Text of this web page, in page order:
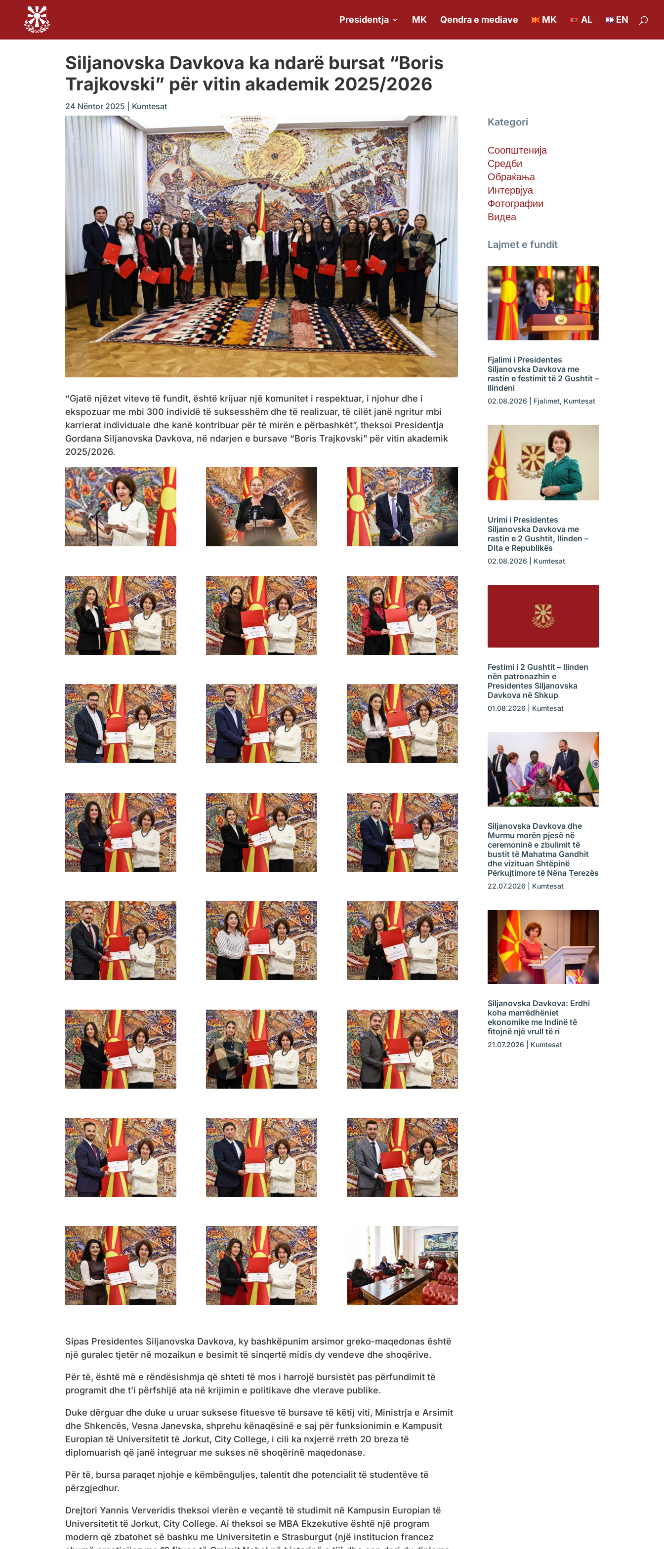
Presidentja MK Qendra e mediave MK AL EN
Siljanovska Davkova ka ndarë bursat “Boris
Trajkovski” për vitin akademik 2025/2026
24 Nëntor 2025 Kumtesat
“Gjatë njëzet viteve të fundit, është krijuar një komunitet i respektuar, i njohur dhe i
ekspozuar me mbi 300 individë të suksesshëm dhe të realizuar, të cilët janë ngritur mbi
karrierat individuale dhe kanë kontribuar për të mirën e përbashkët”, theksoi Presidentja
Gordana Siljanovska Davkova, në ndarjen e bursave “Boris Trajkovski” për vitin akademik
2025/2026.
Sipas Presidentes Siljanovska Davkova, ky bashkëpunim arsimor greko-maqedonas është
një guralec tjetër në mozaikun e besimit të sinqertë midis dy vendeve dhe shoqërive.
Për të, është më e rëndësishmja që shteti të mos i harrojë bursistët pas përfundimit të
programit dhe t’i përfshijë ata në krijimin e politikave dhe vlerave publike.
Duke dërguar dhe duke u uruar suksese fituesve të bursave të këtij viti, Ministrja e Arsimit
dhe Shkencës, Vesna Janevska, shprehu kënaqësinë e saj për funksionimin e Kampusit
Europian të Universitetit të Jorkut, City College, i cili ka nxjerrë rreth 20 breza të
diplomuarish që janë integruar me sukses në shoqërinë maqedonase.
Për të, bursa paraqet njohje e këmbënguljes, talentit dhe potencialit të studentëve të
përzgjedhur.
Drejtori Yannis Ververidis theksoi vlerën e veçantë të studimit në Kampusin Europian të
Universitetit të Jorkut, City College. Ai theksoi se MBA Ekzekutive është një program
modern që zbatohet së bashku me Universitetin e Strasburgut (një institucion francez
Kategori
Соопштенија
Средби
Обраќања
Интервјуа
Фотографии
Видеа
Lajmet e fundit
Fjalimi i Presidentes
Siljanovska Davkova me
rastin e festimit të 2 Gushtit –
Ilindeni
02.08.2026 Fjalimet, Kumtesat
Urimi i Presidentes
Siljanovska Davkova me
rastin e 2 Gushtit, Ilinden –
Dita e Republikës
02.08.2026 Kumtesat
Festimi i 2 Gushtit – Ilinden
nën patronazhin e
Presidentes Siljanovska
Davkova në Shkup
01.08.2026 Kumtesat
Siljanovska Davkova dhe
Murmu morën pjesë në
ceremoninë e zbulimit të
bustit të Mahatma Gandhit
dhe vizituan Shtëpinë
Përkujtimore të Nëna Terezës
22.07.2026 Kumtesat
Siljanovska Davkova: Erdhi
koha marrëdhëniet
ekonomike me Indinë të
fitojnë një vrull të ri
21.07.2026 Kumtesat